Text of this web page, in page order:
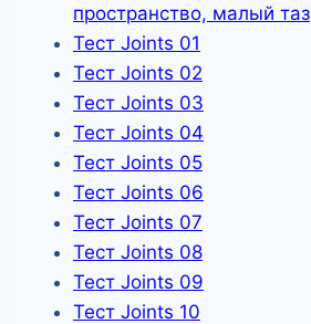
пространство, малый таз
Тест Joints 01
Тест Joints 02
Тест Joints 03
Тест Joints 04
Тест Joints 05
Тест Joints 06
Тест Joints 07
Тест Joints 08
Тест Joints 09
Тест Joints 10